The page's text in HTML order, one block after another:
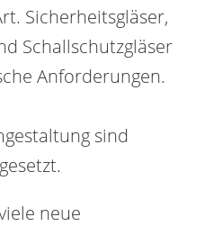
Sicherheitsgläser,
Schallschutzgläser
Anforderungen.
sind
neue